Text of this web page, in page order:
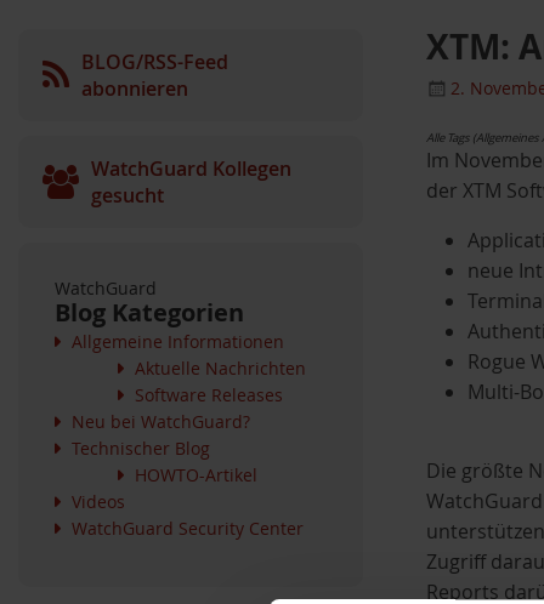
XTM:
2.
Alle Tags
Im
der XTM
neue
Rogue
Multi-
Die größte
Zugriff
Reports
BLOG/RSS-Feed
abonnieren
WatchGuard Kollegen
gesucht
WatchGuard
Blog Kategorien
Allgemeine Informationen
Aktuelle Nachrichten
Software Releases
Neu bei WatchGuard?
Technischer Blog
HOWTO-Artikel
Videos
WatchGuard Security Center